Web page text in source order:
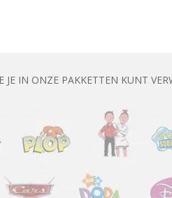
JE IN ONZE PAKKETTEN KUNT